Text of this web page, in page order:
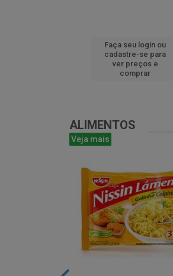
Faça seu login ou
cadastre-se para
ver preços e
comprar
ALIMENTOS
Veja mais